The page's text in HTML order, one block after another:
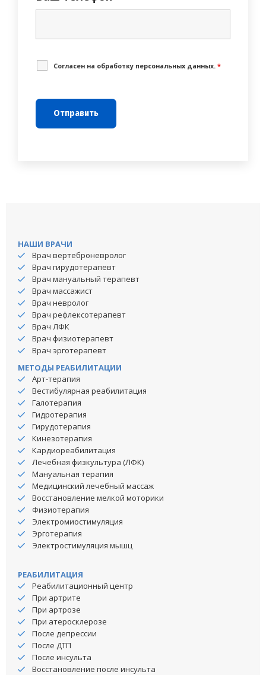
Cогласен на обработку персональных данных. *
НАШИ ВРАЧИ
Врач вертеброневролог
Врач гирудотерапевт
Врач мануальный терапевт
Врач массажист
Врач невролог
Врач рефлексотерапевт
Врач ЛФК
Врач физиотерапевт
Врач эрготерапевт
МЕТОДЫ РЕАБИЛИТАЦИИ
Арт-терапия
Вестибулярная реабилитация
Галотерапия
Гидротерапия
Гирудотерапия
Кинезотерапия
Кардиореабилитация
Лечебная физкультура (ЛФК)
Мануальная терапия
Медицинский лечебный массаж
Восстановление мелкой моторики
Физиотерапия
Электромиостимуляция
Эрготерапия
Электростимуляция мышц
РЕАБИЛИТАЦИЯ
Реабилитационный центр
При артрите
При артрозе
При атеросклерозе
После депрессии
После ДТП
После инсульта
Восстановление после инсульта